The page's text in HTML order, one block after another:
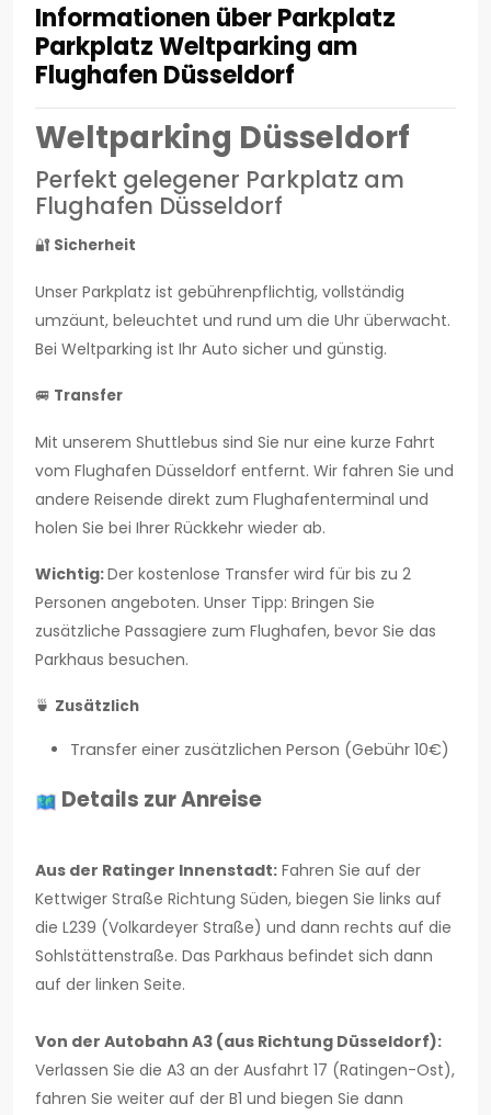
Informationen über Parkplatz
Parkplatz Weltparking am
Flughafen Düsseldorf
Weltparking Düsseldorf
Perfekt gelegener Parkplatz am
Flughafen Düsseldorf
🔐 Sicherheit
Unser Parkplatz ist gebührenpflichtig, vollständig
umzäunt, beleuchtet und rund um die Uhr überwacht.
Bei Weltparking ist Ihr Auto sicher und günstig.
🚐 Transfer
Mit unserem Shuttlebus sind Sie nur eine kurze Fahrt
vom Flughafen Düsseldorf entfernt. Wir fahren Sie und
andere Reisende direkt zum Flughafenterminal und
holen Sie bei Ihrer Rückkehr wieder ab.
Wichtig:Der kostenlose Transfer wird für bis zu 2
Personen angeboten. Unser Tipp: Bringen Sie
zusätzliche Passagiere zum Flughafen, bevor Sie das
Parkhaus besuchen.
🍵 Zusätzlich
Transfer einer zusätzlichen Person (Gebühr 10€)
Details zur Anreise
Aus der Ratinger Innenstadt: Fahren Sie auf der
Kettwiger Straße Richtung Süden, biegen Sie links auf
die L239 (Volkardeyer Straße) und dann rechts auf die
Sohlstättenstraße. Das Parkhaus befindet sich dann
auf der linken Seite.
Von der Autobahn A3 (aus Richtung Düsseldorf):
Verlassen Sie die A3 an der Ausfahrt 17 (Ratingen-Ost),
fahren Sie weiter auf der B1 und biegen Sie dann